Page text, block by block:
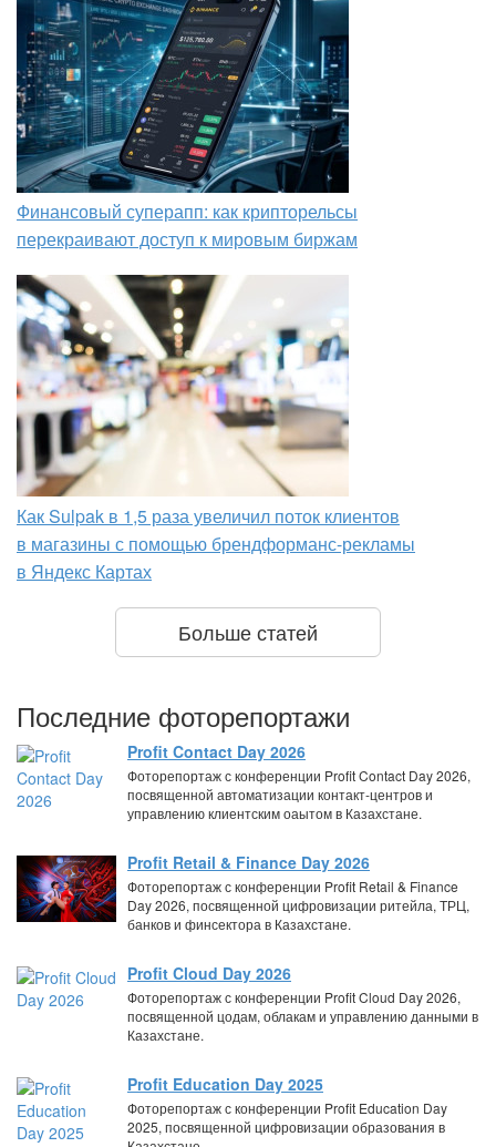
Финансовый суперапп: как крипторельсы
перекраивают доступ к мировым биржам
Как Sulpak в 1,5 раза увеличил поток клиентов
в магазины с помощью брендформанс-рекламы
в Яндекс Картах
Больше статей
Последние фоторепортажи
Profit Contact Day 2026
Фоторепортаж с конференции Profit Contact Day 2026,
посвященной автоматизации контакт-центров и
управлению клиентским оаытом в Казахстане.
Profit Retail & Finance Day 2026
Фоторепортаж с конференции Profit Retail & Finance
Day 2026, посвященной цифровизации ритейла, ТРЦ,
банков и финсектора в Казахстане.
Profit Cloud Day 2026
Фоторепортаж с конференции Profit Cloud Day 2026,
посвященной цодам, облакам и управлению данными в
Казахстане.
Profit Education Day 2025
Фоторепортаж с конференции Profit Education Day
2025, посвященной цифровизации образования в